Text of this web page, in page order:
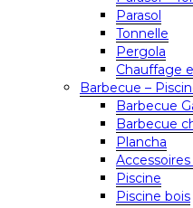
Parasol
Tonnelle
Pergola
Chauffage
Barbecue –
Barbecue
Barbecue
Plancha
Piscine
Piscine bois